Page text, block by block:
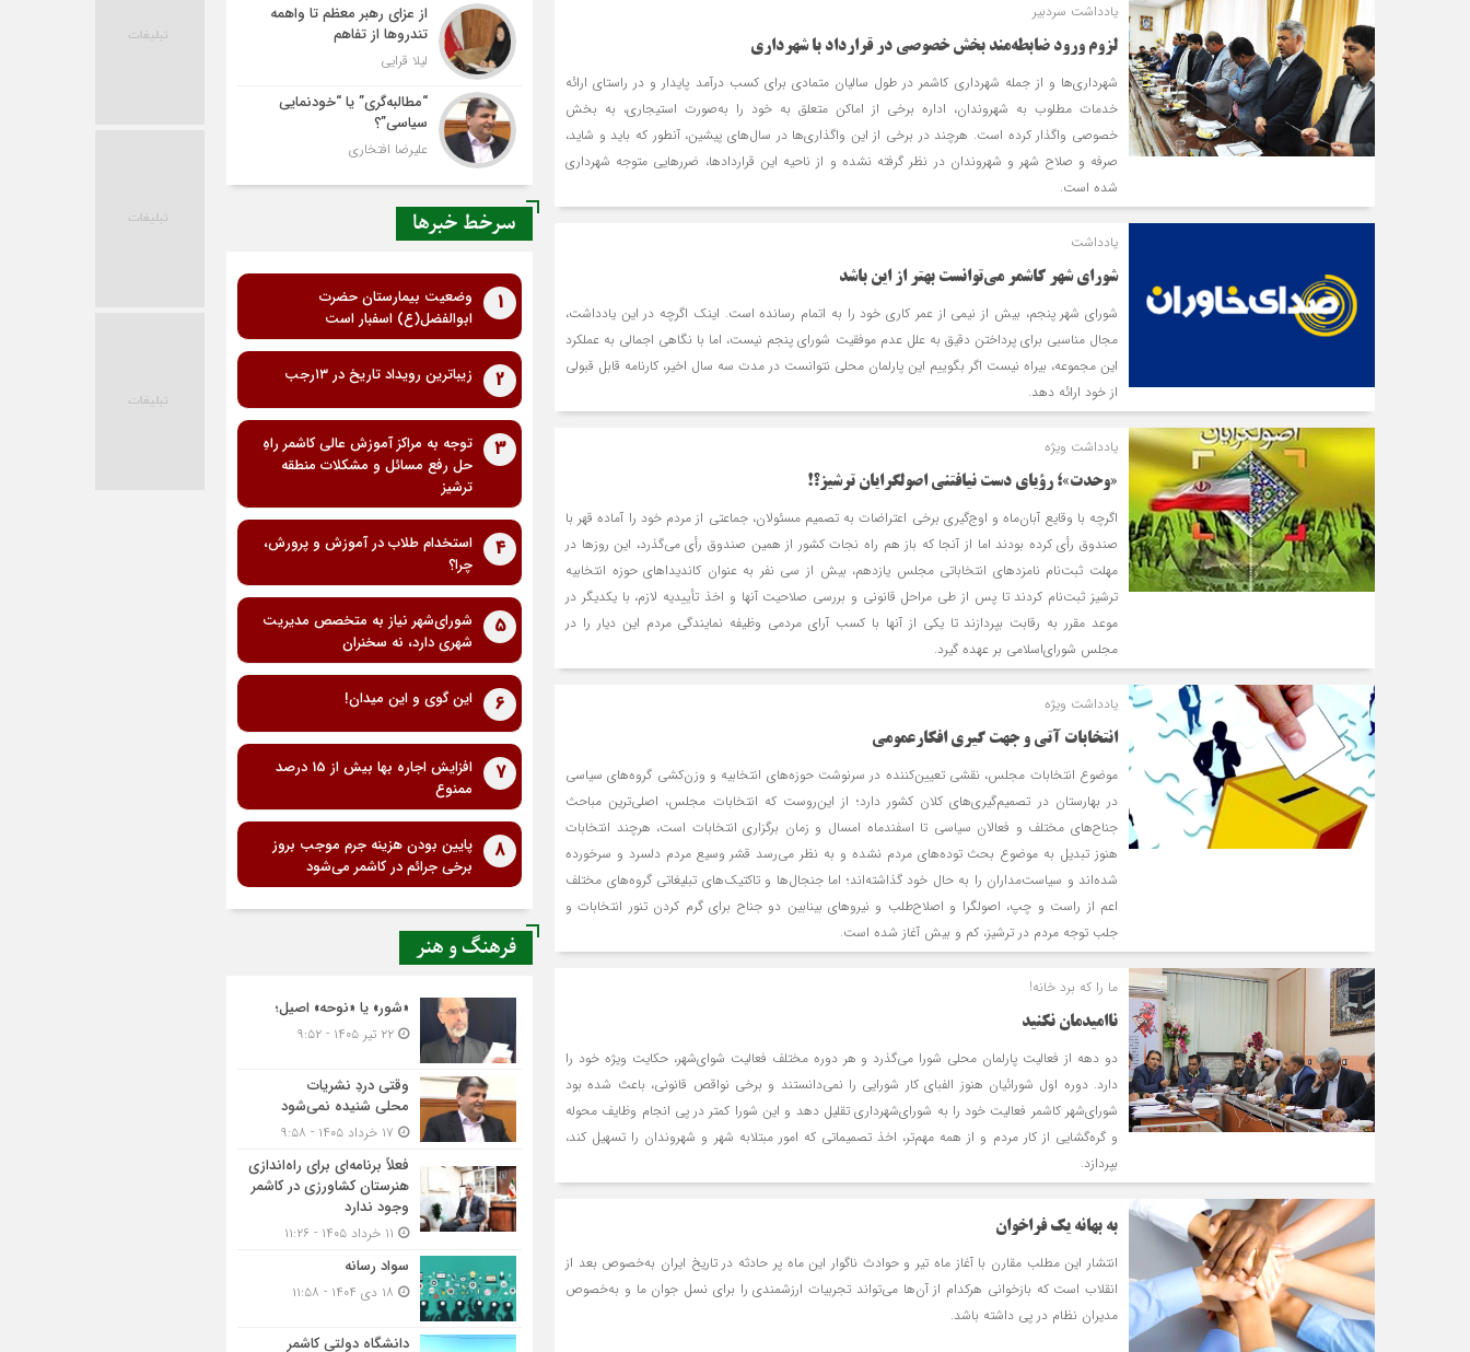
یادداشت سردبیر
لزوم ورود ضابطه‌مند بخش خصوصی در قرارداد با شهرداری
شهرداری‌ها و از جمله شهرداری کاشمر در طول سالیان متمادی برای کسب درآمد پایدار و در راستای ارائه
خدمات مطلوب به شهروندان، اداره برخی از اماکن متعلق به خود را به‌صورت استیجاری، به بخش
خصوصی واگذار کرده است. هرچند در برخی از این واگذاری‌ها در سال‌‌های پیشین، آن‏طور که باید و شاید،
صرفه و صلاح شهر و شهروندان در نظر گرفته نشده و از ناحیه این قراردادها، ضررهایی متوجه شهرداری
شده است.
یادداشت
شورای شهر کاشمر می‌توانست بهتر از این باشد
شورای شهر پنجم، بیش از نیمی از عمر کاری خود را به اتمام رسانده است. اینک اگرچه در این یادداشت،
مجال مناسبی برای پرداختن دقیق به علل عدم موفقیت شورای پنجم نیست، اما با نگاهی اجمالی به عملکرد
این مجموعه، بیراه نیست اگر بگوییم این پارلمان محلی نتوانست در مدت سه سال اخیر، کارنامه قابل قبولی
از خود ارائه دهد.
یادداشت ویژه
«وحدت»؛ رؤیای دست نیافتنی اصولگرایان ترشیز؟!
اگرچه با وقایع آبان‌ماه و اوج‌گیری برخی اعتراضات به تصمیم مسئولان، جماعتی از مردم خود را آماده قهر با
صندوق رأی کرده بودند اما از آنجا که باز هم راه نجات کشور از همین صندوق رأی می‌گذرد، این روزها در
مهلت ثبت‌نام نامزدهای انتخاباتی مجلس یازدهم، بیش از سی نفر به عنوان کاندیداهای حوزه انتخابیه
ترشیز ثبت‌نام کردند تا پس از طی مراحل قانونی و بررسی صلاحیت آنها و اخذ تأییدیه لازم، با یکدیگر در
موعد مقرر به رقابت بپردازند تا یکی از آنها با کسب آرای مردمی وظیفه نمایندگی مردم این دیار را در
مجلس شورای‌اسلامی بر عهده گیرد.
یادداشت ویژه
انتخابات آتی و جهت‏ گیری افکارعمومی
موضوع انتخابات مجلس، نقشی تعیین‌کننده در سرنوشت حوزه‌های انتخابیه و وزن‌کشی گروه‌های سیاسی
در بهارستان در تصمیم‌گیری‌های کلان کشور دارد؛ از این‌روست که انتخابات مجلس، اصلی‌ترین مباحث
جناح‌های مختلف و فعالان سیاسی تا اسفندماه امسال و زمان برگزاری انتخابات است، هرچند انتخابات
هنوز تبدیل به موضوع بحث توده‌های مردم نشده و به نظر می‌رسد قشر وسیع مردم دلسرد و سرخورده
شده‌اند و سیاست‌مداران را به حال خود گذاشته‌اند؛ اما جنجال‌ها و تاکتیک‌های تبلیغاتی گروه‌های مختلف
اعم از راست و چپ، اصولگرا و اصلاح‌طلب و نیروهای بینابین دو جناح برای گرم کردن تنور انتخابات و
جلب توجه مردم در ترشیز، کم و بیش آغاز شده است.
ما را که برد خانه!
ناامیدمان نکنید
دو دهه از فعالیت پارلمان محلی شورا می‌گذرد و هر دوره مختلف فعالیت شوای‌شهر، حکایت ویژه خود را
دارد. دوره اول شورائیان هنوز الفبای کار شورایی را نمی‌دانستند و برخی نواقص قانونی، باعث شده بود
شورای‌شهر کاشمر فعالیت خود را به شورای‌شهرداری تقلیل دهد و این شورا کمتر در پی انجام وظایف محوله
و گره‌گشایی از کار مردم و از همه مهم‌تر، اخذ تصمیماتی که امور مبتلابه شهر و شهروندان را تسهیل کند،
بپردازد.
به بهانه یک فراخوان
انتشار این مطلب مقارن با آغاز ماه تیر و حوادث ناگوار این ماه پر حادثه در تاریخ ایران به‌خصوص بعد از
انقلاب است که بازخوانی هرکدام از آن‌ها می‌تواند تجربیات ارزشمندی را برای نسل جوان ما و به‌خصوص
مدیران نظام در پی داشته باشد.
از عزای رهبر معظم تا واهمه
تندروها از تفاهم
لیلا قرایی
“مطالبه‌گری” یا “خودنمایی
سیاسی”؟
علیرضا افتخاری
سرخط خبرها
1
وضعیت بیمارستان حضرت
ابوالفضل(ع) اسفبار است
2 زیباترین رویداد تاریخ در ۱۳رجب
3
توجه به مراکز آموزش عالی کاشمر راهِ
حل رفع مسائل و مشکلات منطقه
ترشیز
4
استخدام طلاب در آموزش و پرورش،
چرا؟
5
شورای‌شهر نیاز به متخصص مدیریت
شهری دارد، نه سخنران
6 این گوی و این میدان!
7
افزایش اجاره بها بیش از 15 درصد
ممنوع
8
پایین بودن هزینه جرم موجب بروز
برخی جرائم در کاشمر می‌شود
فرهنگ و هنر
«شور» یا «نوحه» اصیل؛
وقتی دردِ نشریات
محلی شنیده نمی‌شود
فعلاً برنامه‌ای برای راه‌اندازی
هنرستان کشاورزی در کاشمر
وجود ندارد
سواد رسانه
دانشگاه دولتی کاشمر‌